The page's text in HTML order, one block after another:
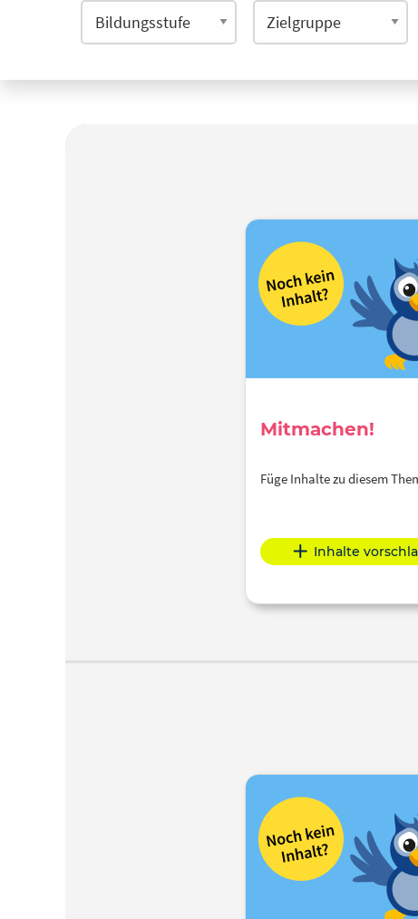
Mitmachen!
Füge Inhalte zu diesem
Inhalte